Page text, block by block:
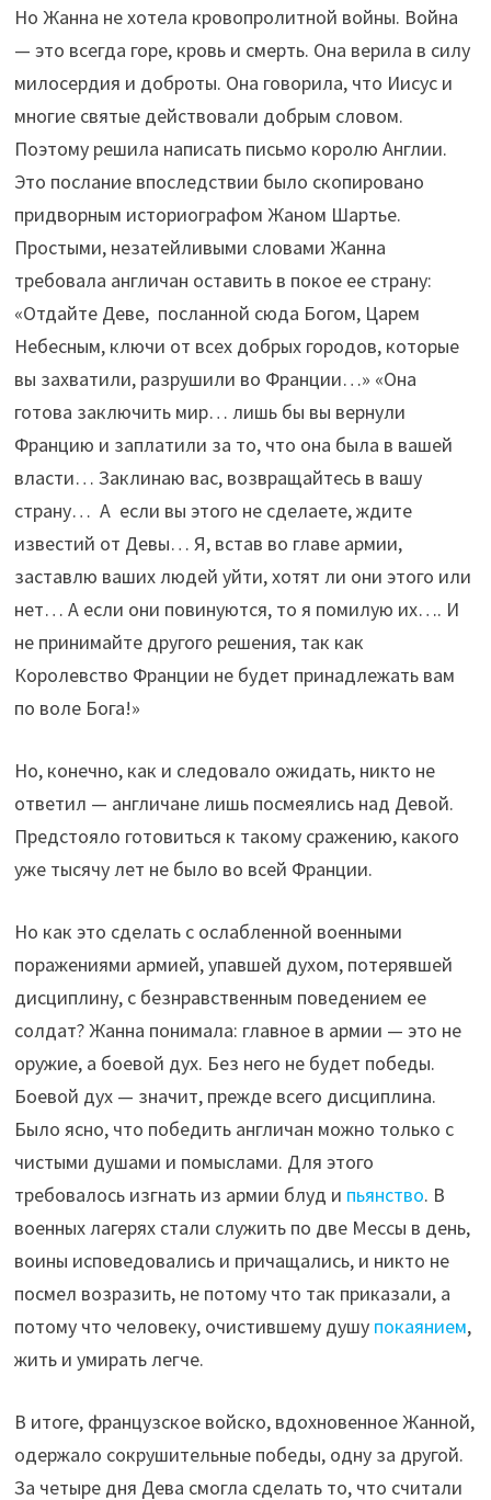
Но Жанна не хотела кровопролитной войны. Война
— это всегда горе, кровь и смерть. Она верила в силу
милосердия и доброты. Она говорила, что Иисус и
многие святые действовали добрым словом.
Поэтому решила написать письмо королю Англии.
Это послание впоследствии было скопировано
придворным историографом Жаном Шартье.
Простыми, незатейливыми словами Жанна
требовала англичан оставить в покое ее страну:
«Отдайте Деве, посланной сюда Богом, Царем
Небесным, ключи от всех добрых городов, которые
вы захватили, разрушили во Франции…» «Она
готова заключить мир… лишь бы вы вернули
Францию и заплатили за то, что она была в вашей
власти… Заклинаю вас, возвращайтесь в вашу
страну… А если вы этого не сделаете, ждите
известий от Девы… Я, встав во главе армии,
заставлю ваших людей уйти, хотят ли они этого или
нет… А если они повинуются, то я помилую их…. И
не принимайте другого решения, так как
Королевство Франции не будет принадлежать вам
по воле Бога!»
Но, конечно, как и следовало ожидать, никто не
ответил — англичане лишь посмеялись над Девой.
Предстояло готовиться к такому сражению, какого
уже тысячу лет не было во всей Франции.
Но как это сделать с ослабленной военными
поражениями армией, упавшей духом, потерявшей
дисциплину, с безнравственным поведением ее
солдат? Жанна понимала: главное в армии — это не
оружие, а боевой дух. Без него не будет победы.
Боевой дух — значит, прежде всего дисциплина.
Было ясно, что победить англичан можно только с
чистыми душами и помыслами. Для этого
требовалось изгнать из армии блуд и пьянство. В
военных лагерях стали служить по две Мессы в день,
воины исповедовались и причащались, и никто не
посмел возразить, не потому что так приказали, а
потому что человеку, очистившему душу покаянием,
жить и умирать легче.
В итоге, французское войско, вдохновенное Жанной,
одержало сокрушительные победы, одну за другой.
За четыре дня Дева смогла сделать то, что считали